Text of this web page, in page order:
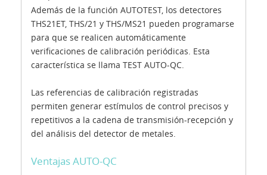
Además de la función AUTOTEST, los detectores
THS21ET, THS/21 y THS/MS21 pueden programarse
para que se realicen automáticamente
verificaciones de calibración periódicas. Esta
característica se llama TEST AUTO-QC.
Las referencias de calibración registradas
permiten generar estímulos de control precisos y
repetitivos a la cadena de transmisión-recepción y
del análisis del detector de metales.
Ventajas AUTO-QC